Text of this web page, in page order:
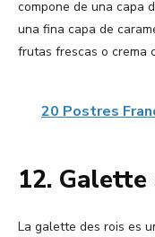
compone de una capa
una fina capa de
frutas frescas o crema
20 Postres
12. Galette
La galette des rois es